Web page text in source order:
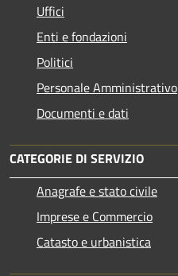
Uffici
Enti e fondazioni
Politici
Personale Amministrativo
Documenti e dati
CATEGORIE DI SERVIZIO
Anagrafe e stato civile
Imprese e Commercio
Catasto e urbanistica